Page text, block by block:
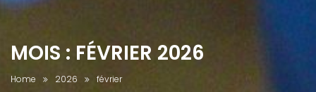
MOIS : FÉVRIER 2026
Home 2026 février